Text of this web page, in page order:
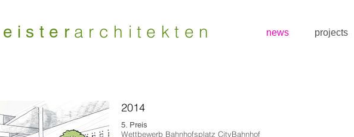
architekten news projects
2014
5. Preis
Wettbewerb Bahnhofsplatz CityBahnhof